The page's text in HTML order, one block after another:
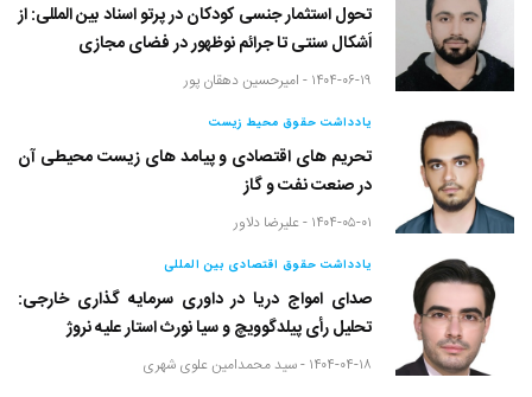
تحول استثمار جنسی کودکان در پرتو اسناد بین المللی: از
اَشکال سنتی تا جرائم نوظهور در فضای مجازی
۱۴۰۴-۰۶-۱۹ - امیرحسین دهقان پور
یادداشت حقوق محیط زیست
تحریم های اقتصادی و پیامد های زیست محیطی آن
در صنعت نفت و گاز
۱۴۰۴-۰۵-۰۱ - علیرضا دلاور
یادداشت حقوق اقتصادی بین المللی
صدای امواج دریا در داوری سرمایه گذاری خارجی:
تحلیل رأی پیلدگوویچ و سیا نورث استار علیه نروژ
۱۴۰۴-۰۴-۱۸ - سید محمدامین علوی شهری